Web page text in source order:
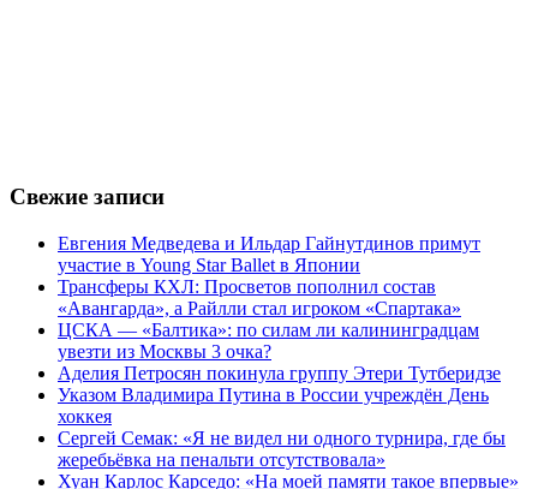
Свежие записи
Евгения Медведева и Ильдар Гайнутдинов примут
участие в Young Star Ballet в Японии
Трансферы КХЛ: Просветов пополнил состав
«Авангарда», а Райлли стал игроком «Спартака»
ЦСКА — «Балтика»: по силам ли калининградцам
увезти из Москвы 3 очка?
Аделия Петросян покинула группу Этери Тутберидзе
Указом Владимира Путина в России учреждён День
хоккея
Сергей Семак: «Я не видел ни одного турнира, где бы
жеребьёвка на пенальти отсутствовала»
Хуан Карлос Карседо: «На моей памяти такое впервые»